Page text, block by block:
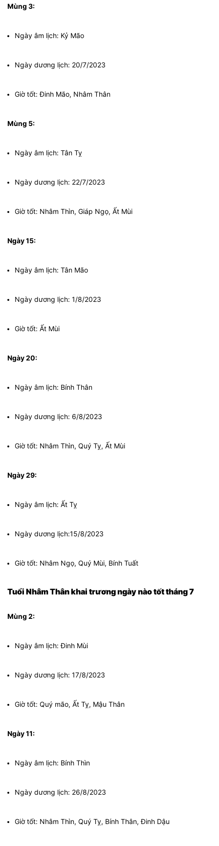
Mùng 3:
Ngày âm lịch: Kỷ Mão
Ngày dương lịch: 20/7/2023
Giờ tốt: Đinh Mão, Nhâm Thân
Mùng 5:
Ngày âm lịch: Tân Tỵ
Ngày dương lịch: 22/7/2023
Giờ tốt: Nhâm Thìn, Giáp Ngọ, Ất Mùi
Ngày 15:
Ngày âm lịch: Tân Mão
Ngày dương lịch: 1/8/2023
Giờ tốt: Ất Mùi
Ngày 20:
Ngày âm lịch: Bính Thân
Ngày dương lịch: 6/8/2023
Giờ tốt: Nhâm Thìn, Quý Tỵ, Ất Mùi
Ngày 29:
Ngày âm lịch: Ất Tỵ
Ngày dương lịch:15/8/2023
Giờ tốt: Nhâm Ngọ, Quý Mùi, Bính Tuất
Tuổi Nhâm Thân khai trương ngày nào tốt tháng 7
Mùng 2:
Ngày âm lịch: Đinh Mùi
Ngày dương lịch: 17/8/2023
Giờ tốt: Quý mão, Ất Tỵ, Mậu Thân
Ngày 11:
Ngày âm lịch: Bính Thìn
Ngày dương lịch: 26/8/2023
Giờ tốt: Nhâm Thìn, Quý Tỵ, Bính Thân, Đinh Dậu